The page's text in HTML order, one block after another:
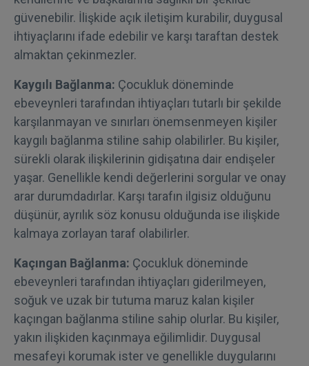
güvenebilir. İlişkide açık iletişim kurabilir, duygusal
ihtiyaçlarını ifade edebilir ve karşı taraftan destek
almaktan çekinmezler.
Kaygılı Bağlanma: Çocukluk döneminde
ebeveynleri tarafından ihtiyaçları tutarlı bir şekilde
karşılanmayan ve sınırları önemsenmeyen kişiler
kaygılı bağlanma stiline sahip olabilirler. Bu kişiler,
sürekli olarak ilişkilerinin gidişatına dair endişeler
yaşar. Genellikle kendi değerlerini sorgular ve onay
arar durumdadırlar. Karşı tarafın ilgisiz olduğunu
düşünür, ayrılık söz konusu olduğunda ise ilişkide
kalmaya zorlayan taraf olabilirler.
Kaçıngan Bağlanma: Çocukluk döneminde
ebeveynleri tarafından ihtiyaçları giderilmeyen,
soğuk ve uzak bir tutuma maruz kalan kişiler
kaçıngan bağlanma stiline sahip olurlar. Bu kişiler,
yakın ilişkiden kaçınmaya eğilimlidir. Duygusal
mesafeyi korumak ister ve genellikle duygularını